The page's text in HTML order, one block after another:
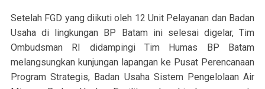
Setelah FGD yang diikuti oleh 12 Unit Pelayanan dan Badan
Usaha di lingkungan BP Batam ini selesai digelar, Tim
Ombudsman RI didampingi Tim Humas BP Batam
melangsungkan kunjungan lapangan ke Pusat Perencanaan
Program Strategis, Badan Usaha Sistem Pengelolaan Air